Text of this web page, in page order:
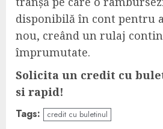
disponibilă în cont pentru
nou, creând un rulaj
împrumutate.
Solicita un credit cu
si rapid!
Tags: credit cu buletinul